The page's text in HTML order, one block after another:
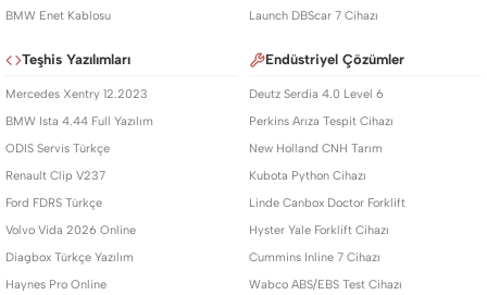
BMW Enet Kablosu
Launch DBScar 7 Cihazı
Teşhis Yazılımları
Mercedes Xentry 12.2023
BMW Ista 4.44 Full Yazılım
ODIS Servis Türkçe
Renault Clip V237
Ford FDRS Türkçe
Volvo Vida 2026 Online
Diagbox Türkçe Yazılım
Haynes Pro Online
Endüstriyel Çözümler
Deutz Serdia 4.0 Level 6
Perkins Arıza Tespit Cihazı
New Holland CNH Tarım
Kubota Python Cihazı
Linde Canbox Doctor Forklift
Hyster Yale Forklift Cihazı
Cummins Inline 7 Cihazı
Wabco ABS/EBS Test Cihazı